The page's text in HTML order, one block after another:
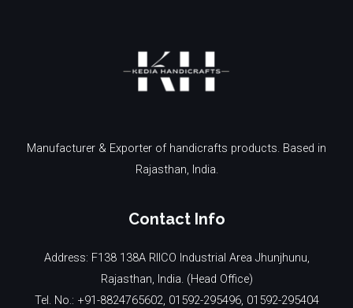
Manufacturer & Exporter of handicrafts products. Based in
Rajasthan, India.
Contact Info
Address: F138 138A RIICO Industrial Area Jhunjhunu,
Rajasthan, India. (Head Office)
Tel. No.: +91-8824765602, 01592-295496, 01592-295404